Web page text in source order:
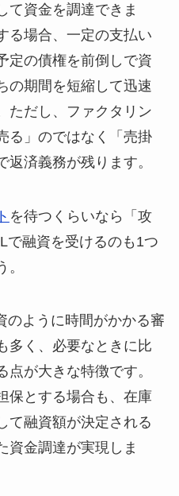
て資金を調達できま
る場合、一定の支払い
定の債権を前倒しで資
の期間を短縮して迅速
ただし、ファクタリン
る」のではなく「売掛
済義務が残ります。
を待つくらいなら「攻
で融資を受けるのも1つ
のように時間がかかる審
多く、必要なときに比
が大きな特徴です。
保とする場合も、在庫
て融資額が決定される
資金調達が実現しま